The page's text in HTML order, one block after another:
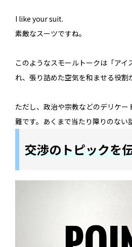
I like your suit.
素敵なスーツですね。
このようなスモールトークは「アイ
れ、張り詰めた空気を和ませる役割
ただし、政治や宗教などのデリケ
難です。あくまで当たり障りのない
交渉のトピックを